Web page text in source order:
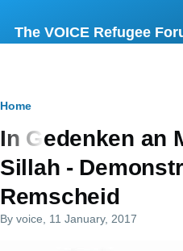
The VOICE Refugee
Breadcrumb
Home
In Gedenken an
Sillah -
Remscheid
By voice , 11 January, 2017